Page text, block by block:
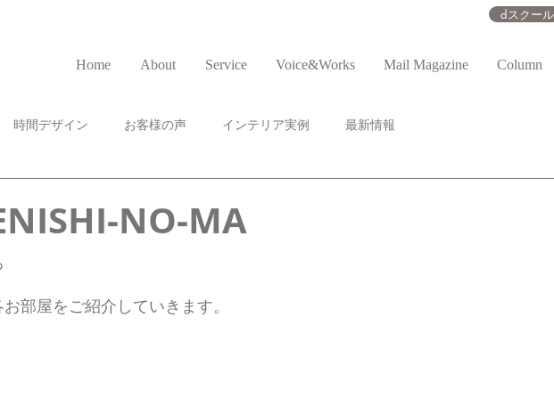
dスクー
Home About Service Voice&Works Mail Magazine Column
時間デザイン お客様の声 インテリア実例 最新情報
NO-MA
部屋をご紹介していきます。